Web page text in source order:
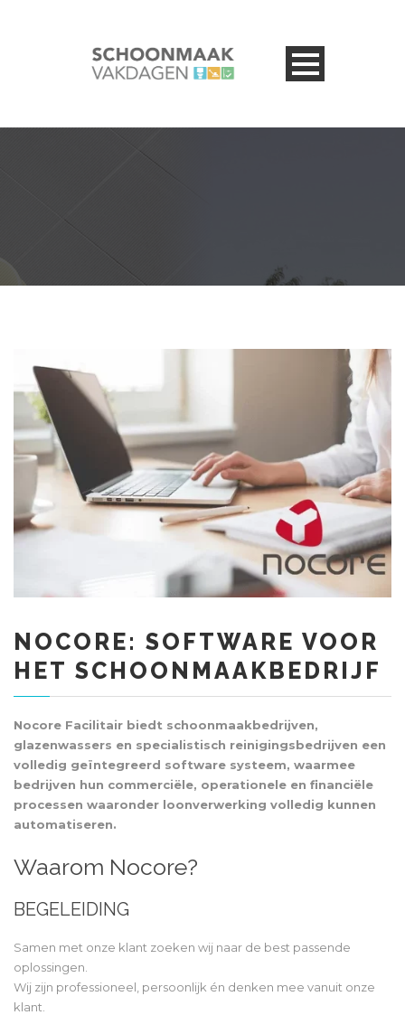
NOCORE: SOFTWARE VOOR
HET SCHOONMAAKBEDRIJF
Nocore Facilitair biedt schoonmaakbedrijven,
glazenwassers en specialistisch reinigingsbedrijven een
volledig geïntegreerd software systeem, waarmee
bedrijven hun commerciële, operationele en financiële
processen waaronder loonverwerking volledig kunnen
automatiseren.
Waarom Nocore?
BEGELEIDING
Samen met onze klant zoeken wij naar de best passende
oplossingen.
Wij zijn professioneel, persoonlijk én denken mee vanuit onze
klant.